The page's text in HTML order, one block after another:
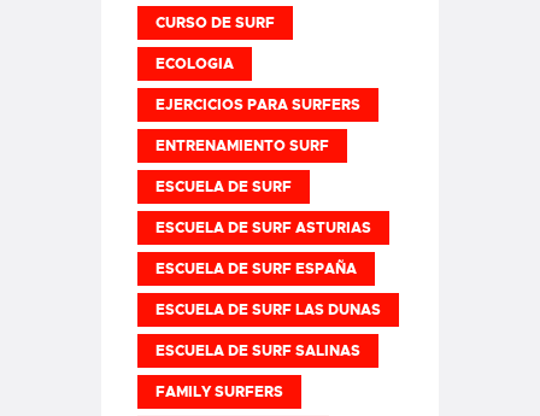
CURSO DE SURF
ECOLOGIA
EJERCICIOS PARA SURFERS
ENTRENAMIENTO SURF
ESCUELA DE SURF
ESCUELA DE SURF ASTURIAS
ESCUELA DE SURF ESPAÑA
ESCUELA DE SURF LAS DUNAS
ESCUELA DE SURF SALINAS
FAMILY SURFERS